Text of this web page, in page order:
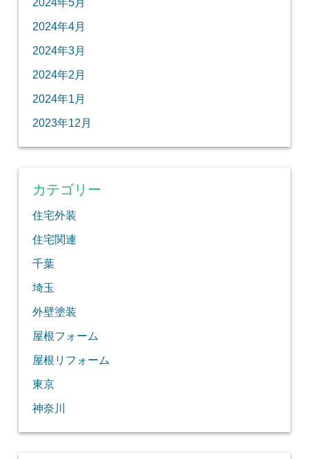
2024年4月
2024年3月
2024年2月
2024年1月
2023年12月
カテゴリー
住宅外装
住宅関連
千葉
埼玉
外壁塗装
屋根フォーム
屋根リフォーム
東京
神奈川